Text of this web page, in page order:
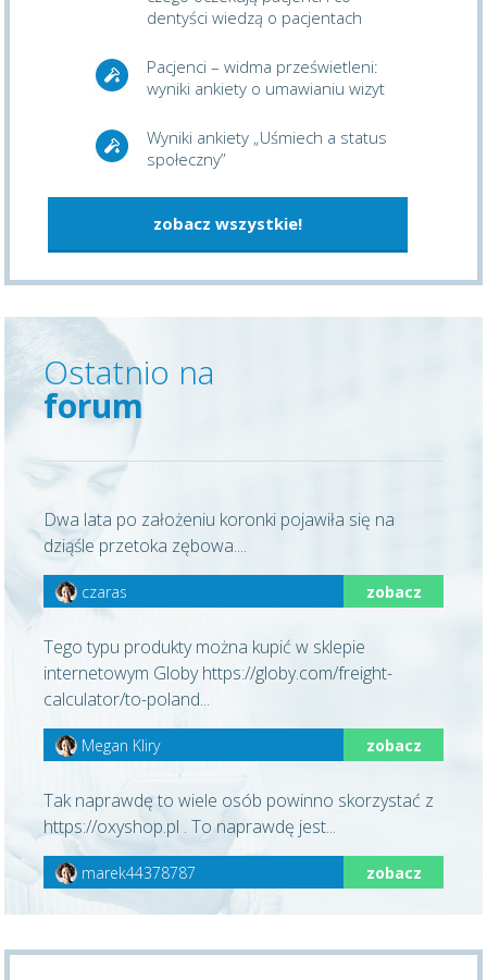
dentyści wiedzą o pacjentach
Pacjenci – widma prześwietleni:
wyniki ankiety o umawianiu wizyt
Wyniki ankiety „Uśmiech a status
społeczny”
zobacz wszystkie!
Ostatnio na
forum
Dwa lata po założeniu koronki pojawiła się na
dziąśle przetoka zębowa....
czaras zobacz
Tego typu produkty można kupić w sklepie
internetowym Globy https://globy.com/freight-
calculator/to-poland...
Megan Kliry zobacz
Tak naprawdę to wiele osób powinno skorzystać z
https://oxyshop.pl . To naprawdę jest...
marek44378787 zobacz